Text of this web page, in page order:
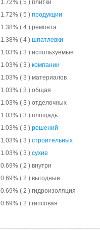
1.72% ( 5 ) плитки
1.72% ( 5 ) продукции
1.38% ( 4 ) ремонта
1.38% ( 4 ) шпатлевки
1.03% ( 3 ) используемые
1.03% ( 3 ) компании
1.03% ( 3 ) материалов
1.03% ( 3 ) общая
1.03% ( 3 ) отделочных
1.03% ( 3 ) площадь
1.03% ( 3 ) решений
1.03% ( 3 ) строительных
1.03% ( 3 ) сухие
0.69% ( 2 ) внутри
0.69% ( 2 ) выгодные
0.69% ( 2 ) гидроизоляция
0.69% ( 2 ) гипсовая